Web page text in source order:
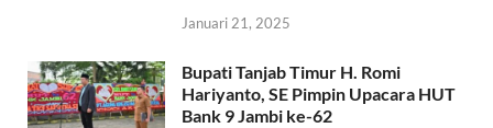
Januari 21, 2025
Bupati Tanjab Timur H. Romi
Hariyanto, SE Pimpin Upacara HUT
Bank 9 Jambi ke-62